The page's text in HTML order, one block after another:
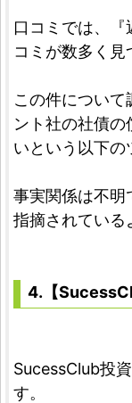
口コミでは、『
コミが数多く見
この件について
ント社の社債
いという以下の
事実関係は不明
指摘されている
4.【
SucessClub投
す。